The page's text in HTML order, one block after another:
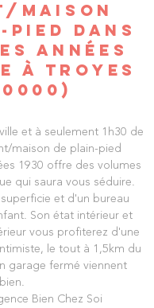
MAISON
PIED DANS
ANNÉES
À TROYES
et à seulement 1h30 de
maison de plain-pied
1930 offre des volumes
qui saura vous séduire.
et d'un bureau
Son état intérieur et
vous profiterez d'une
le tout à 1,5km du
garage fermé viennent
Bien Chez Soi